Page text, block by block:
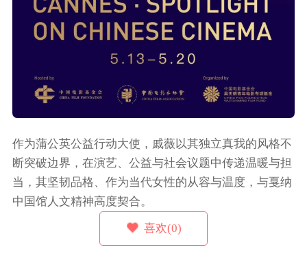
作为蒲公英公益行动大使，戚薇以其独立真我的风格不
断突破边界，在演艺、公益与社会议题中传递温暖与担
当，其坚韧品格、作为当代女性的从容与温度，与戛纳
中国馆人文精神高度契合。
喜欢(0)